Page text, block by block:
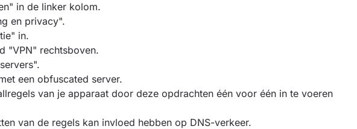
in de linker kolom.
en privacy".
in.
"VPN" rechtsboven.
een obfuscated server.
van je apparaat door deze opdrachten één voor één in te voeren
van de regels kan invloed hebben op DNS-verkeer.